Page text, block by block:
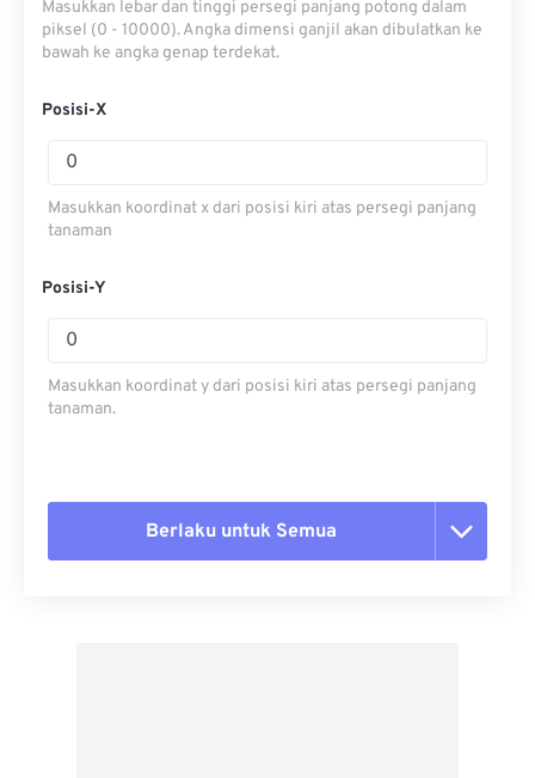
Masukkan lebar dan tinggi persegi panjang potong dalam
piksel (0 - 10000). Angka dimensi ganjil akan dibulatkan ke
bawah ke angka genap terdekat.
Posisi-X
Masukkan koordinat x dari posisi kiri atas persegi panjang
tanaman
Posisi-Y
Masukkan koordinat y dari posisi kiri atas persegi panjang
tanaman.
Berlaku untuk Semua